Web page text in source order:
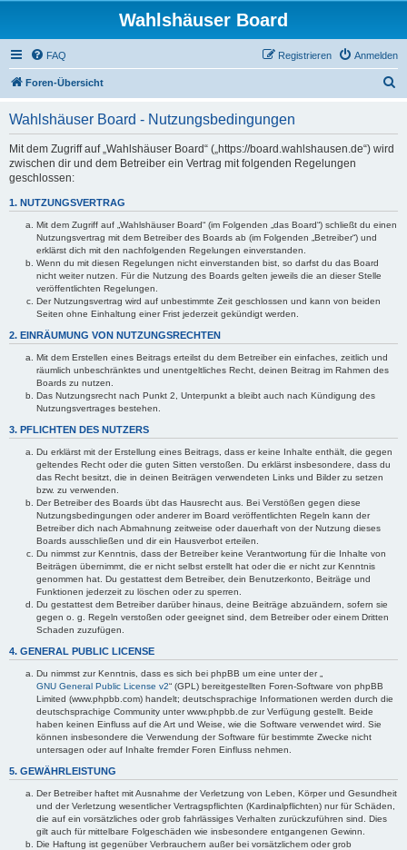
Wahlshäuser Board
FAQ Anmelden
Registrieren
Foren-Übersicht
Wahlshäuser Board - Nutzungsbedingungen
Mit dem Zugriff auf „Wahlshäuser Board“ („https://board.wahlshausen.de“) wird
zwischen dir und dem Betreiber ein Vertrag mit folgenden Regelungen
geschlossen:
1. NUTZUNGSVERTRAG
Mit dem Zugriff auf „Wahlshäuser Board“ (im Folgenden „das Board“) schließt du einen
Nutzungsvertrag mit dem Betreiber des Boards ab (im Folgenden „Betreiber“) und
erklärst dich mit den nachfolgenden Regelungen einverstanden.
Wenn du mit diesen Regelungen nicht einverstanden bist, so darfst du das Board
nicht weiter nutzen. Für die Nutzung des Boards gelten jeweils die an dieser Stelle
veröffentlichten Regelungen.
Der Nutzungsvertrag wird auf unbestimmte Zeit geschlossen und kann von beiden
Seiten ohne Einhaltung einer Frist jederzeit gekündigt werden.
2. EINRÄUMUNG VON NUTZUNGSRECHTEN
Mit dem Erstellen eines Beitrags erteilst du dem Betreiber ein einfaches, zeitlich und
räumlich unbeschränktes und unentgeltliches Recht, deinen Beitrag im Rahmen des
Boards zu nutzen.
Das Nutzungsrecht nach Punkt 2, Unterpunkt a bleibt auch nach Kündigung des
Nutzungsvertrages bestehen.
3. PFLICHTEN DES NUTZERS
Du erklärst mit der Erstellung eines Beitrags, dass er keine Inhalte enthält, die gegen
geltendes Recht oder die guten Sitten verstoßen. Du erklärst insbesondere, dass du
das Recht besitzt, die in deinen Beiträgen verwendeten Links und Bilder zu setzen
bzw. zu verwenden.
Der Betreiber des Boards übt das Hausrecht aus. Bei Verstößen gegen diese
Nutzungsbedingungen oder anderer im Board veröffentlichten Regeln kann der
Betreiber dich nach Abmahnung zeitweise oder dauerhaft von der Nutzung dieses
Boards ausschließen und dir ein Hausverbot erteilen.
Du nimmst zur Kenntnis, dass der Betreiber keine Verantwortung für die Inhalte von
Beiträgen übernimmt, die er nicht selbst erstellt hat oder die er nicht zur Kenntnis
genommen hat. Du gestattest dem Betreiber, dein Benutzerkonto, Beiträge und
Funktionen jederzeit zu löschen oder zu sperren.
Du gestattest dem Betreiber darüber hinaus, deine Beiträge abzuändern, sofern sie
gegen o. g. Regeln verstoßen oder geeignet sind, dem Betreiber oder einem Dritten
Schaden zuzufügen.
4. GENERAL PUBLIC LICENSE
Du nimmst zur Kenntnis, dass es sich bei phpBB um eine unter der „
GNU General Public License v2“ (GPL) bereitgestellten Foren-Software von phpBB
Limited (www.phpbb.com) handelt; deutschsprachige Informationen werden durch die
deutschsprachige Community unter www.phpbb.de zur Verfügung gestellt. Beide
haben keinen Einfluss auf die Art und Weise, wie die Software verwendet wird. Sie
können insbesondere die Verwendung der Software für bestimmte Zwecke nicht
untersagen oder auf Inhalte fremder Foren Einfluss nehmen.
5. GEWÄHRLEISTUNG
Der Betreiber haftet mit Ausnahme der Verletzung von Leben, Körper und Gesundheit
und der Verletzung wesentlicher Vertragspflichten (Kardinalpflichten) nur für Schäden,
die auf ein vorsätzliches oder grob fahrlässiges Verhalten zurückzuführen sind. Dies
gilt auch für mittelbare Folgeschäden wie insbesondere entgangenen Gewinn.
Die Haftung ist gegenüber Verbrauchern außer bei vorsätzlichem oder grob